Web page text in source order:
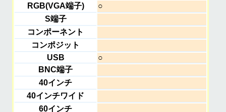
RGB(VGA端子)
○
S端子
コンポーネント
コンポジット
USB
○
BNC端子
40インチ
40インチワイド
60インチ